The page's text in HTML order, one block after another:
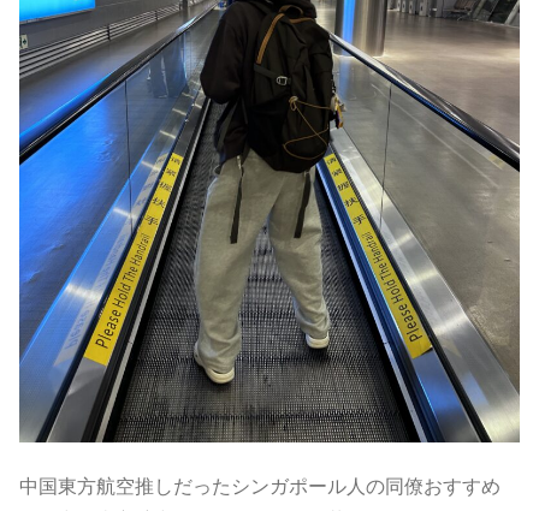
中国東方航空推しだったシンガポール人の同僚おすすめ